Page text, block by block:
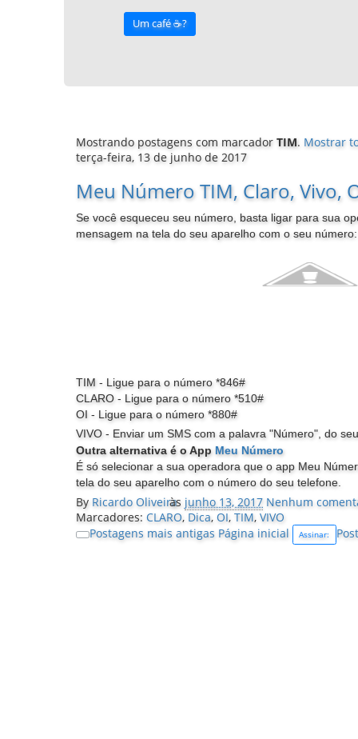
Um café ☕️?
Mostrando postagens com marcador TIM. Mostrar
terça-feira, 13 de junho de 2017
Meu Número TIM, Claro, Vivo,
Se você esqueceu seu número, basta ligar para sua
mensagem na tela do seu aparelho com o seu número:
TIM - Ligue para o número *846#
CLARO - Ligue para o número *510#
OI - Ligue para o número *880#
VIVO - Enviar um SMS com a palavra "Número", do
Outra alternativa é o App Meu Número
É só selecionar a sua operadora que o app Meu
tela do seu aparelho com o número do seu telefone.
By Ricardo Oliveira
às junho 13, 2017 Nenhum
Marcadores: CLARO, Dica, OI, TIM, VIVO
Postagens mais antigas Página inicial Assinar: